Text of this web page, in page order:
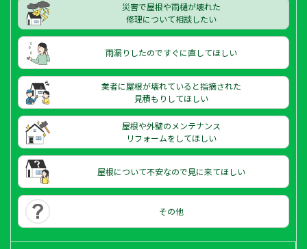
メールで
相談する
相談する
相談する
災害で屋根や雨樋が壊れた
修理について相談したい
雨漏りしたのですぐに直してほしい
業者に屋根が壊れていると指摘された
見積もりしてほしい
屋根や外壁のメンテナンス
リフォームをしてほしい
屋根について不安なので見に来てほしい
その他